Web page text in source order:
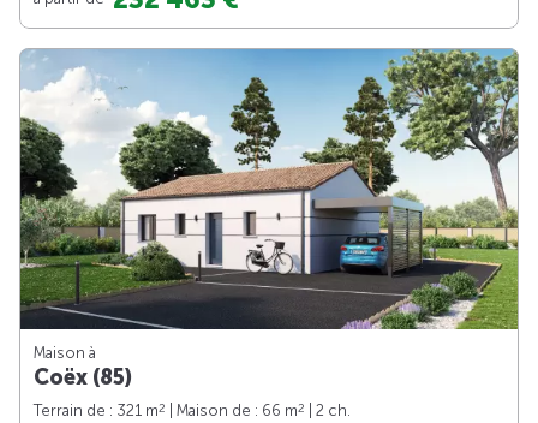
Maison à
Coëx (85)
Terrain de : 321 m2 | Maison de : 66 m2
| 2 ch.